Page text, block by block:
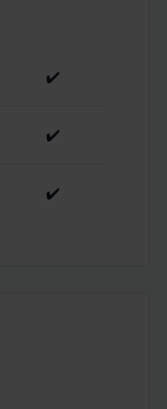
✔️
✔️
✔️